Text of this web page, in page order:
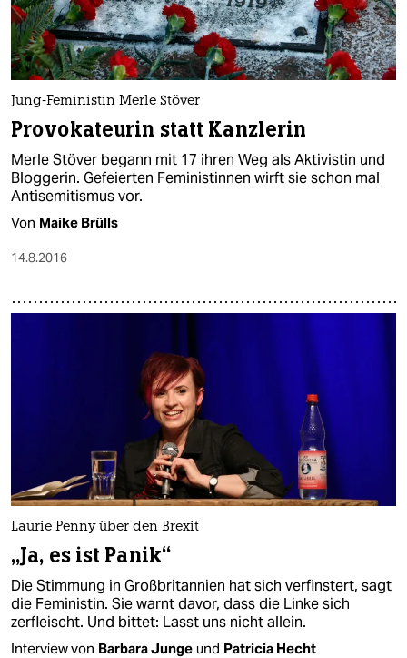
Jung-Feministin Merle Stöver
Provokateurin statt Kanzlerin
Merle Stöver begann mit 17 ihren Weg als Aktivistin und
Bloggerin. Gefeierten Feministinnen wirft sie schon mal
Antisemitismus vor.
Von Maike Brülls
14.8.2016
Laurie Penny über den Brexit
„Ja, es ist Panik“
Die Stimmung in Großbritannien hat sich verfinstert, sagt
die Feministin. Sie warnt davor, dass die Linke sich
zerfleischt. Und bittet: Lasst uns nicht allein.
Interview von Barbara Junge und Patricia Hecht